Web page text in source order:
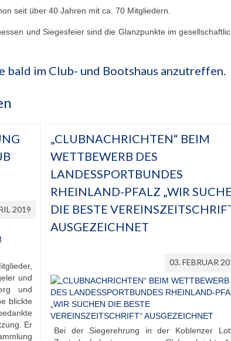
seit über 40 Jahren mit ca. 70 Mitgliedern.
und Siegesfeier sind die Glanzpunkte im
bald im Club- und Bootshaus anzutreffen.
2019
und
und
blickte
Er
„CLUBNACHRICHTEN“ BEIM
WETTBEWERB DES
LANDESSPORTBUNDES
RHEINLAND-PFALZ „WIR
DIE BESTE
AUSGEZEICHNET
03. FEBRUAR
Bei der Siegerehrung in der Koblenzer